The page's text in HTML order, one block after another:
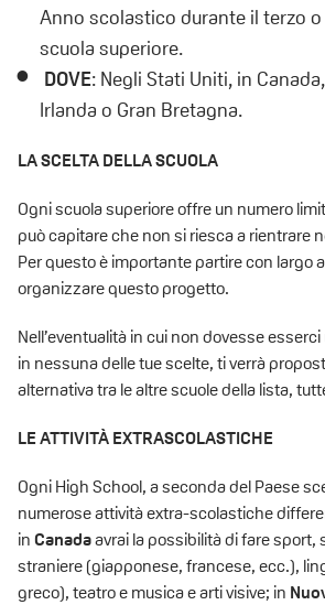
Anno scolastico durante il terzo
scuola superiore.
DOVE: Negli Stati Uniti, in
Irlanda o Gran Bretagna.
LA SCELTA DELLASCUOLA
Ogni scuola superiore offre un numero
può capitare che non si riesca a rientrare
Per questo è importante partire con largo
organizzare questo progetto.
Nell’eventualità in cui non dovesse
in nessuna delle tue scelte, ti verrà
alternativa tra le altre scuole della lista,
LE ATTIVITÀEXTRASCOLASTICHE
Ogni High School, a seconda del Paese
numerose attività extra-scolastiche
inCanadaavrai la possibilità di fare sport,
straniere (giapponese, francese, ecc.),
greco), teatro e musica e arti visive; in